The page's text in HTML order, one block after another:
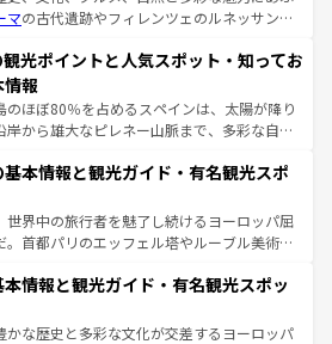
マの古代遺跡やフィレンツェのルネッサンス
ーナの美しい田園風景やアマルフィ海岸の絶
景観も見逃せない。観光の合間には、本場の
など、絶品のイタリア料理を堪能することも
覚めてから夜眠るまで、すべての瞬間を楽し
イタリア情報はコンテンツ一覧を参照してほ
光ポイントと人気スポット・知ってお
情報
のほぼ80％を占めるスペインは、太陽が降り
岸から雄大なピレネー山脈まで、多彩な自然
この国では、情熱的なフラメンコ、熱気あふ
して美味しいタパスが生活の一部となってい
リードの洗練された雰囲気や、バルセロナの
た街角から、地方では古代ローマ遺跡や中世
よって風土や気候が異なるスペインはその個
を参照してほしい。
本情報と観光ガイド・有名観光スポ
世界中の旅行者を魅了し続けるヨーロッパ屈
。首都パリのエッフェル塔やルーブル美術館
力が詰まっている。華麗な宮殿、歴史的な大
ビーチ、そして豊かな自然が、訪れる者を心
。また、フランスは美食の国としても知ら
本情報と観光ガイド・有名観光スポッ
かな歴史と多彩な文化が交差するヨーロッパ